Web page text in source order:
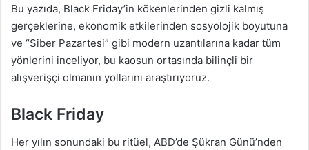
Bu yazıda, Black Friday’in kökenlerinden gizli kalmış
gerçeklerine, ekonomik etkilerinden sosyolojik boyutuna
ve “Siber Pazartesi” gibi modern uzantılarına kadar tüm
yönlerini inceliyor, bu kaosun ortasında bilinçli bir
alışverişçi olmanın yollarını araştırıyoruz.
Black Friday
Her yılın sonundaki bu ritüel, ABD’de Şükran Günü’nden